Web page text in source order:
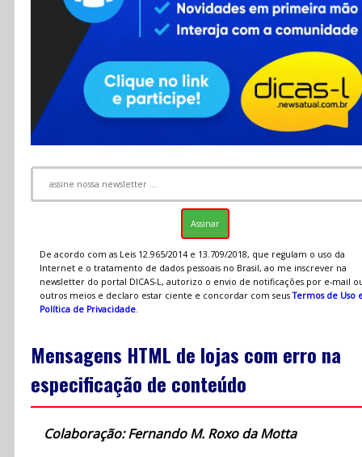
Contato
RSS
De acordo com as Leis 12.965/2014 e 13.709/2018, que regulam o uso da
Internet e o tratamento de dados pessoais no Brasil, ao me inscrever na
newsletter do portal DICAS-L, autorizo o envio de notificações por e-mail
outros meios e declaro estar ciente e concordar com seusTermos de Uso
Política de Privacidade.
Mensagens HTML de lojas com erro na
especificação de conteúdo
Colaboração: Fernando M. Roxo da Motta